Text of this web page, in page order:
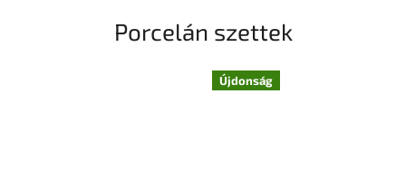
Porcelán szettek
Újdonság